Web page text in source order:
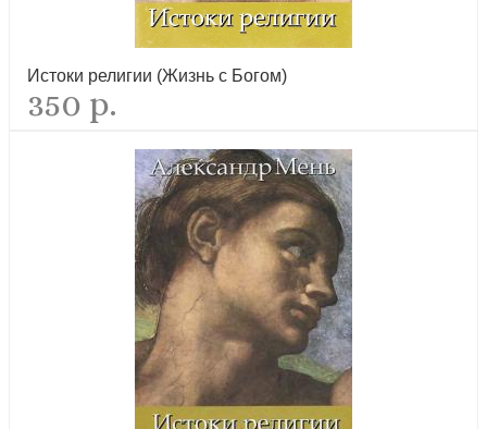
Календарь православный на 2027 год «Читаем Евангелие. С
паремиями»
Истоки религии (Жизнь с Богом)
350 р.